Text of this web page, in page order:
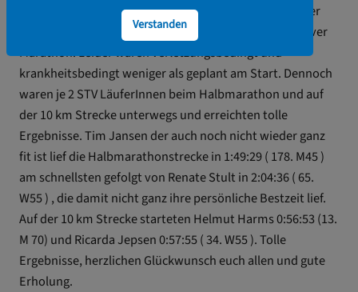
Am Wochenende stand für 4 STV Sörup LäuferInnen der
erste große Frühjahrsklassiker an. Es ging zum Hannover
Marathon. Leider waren verletzungsbedingt und
krankheitsbedingt weniger als geplant am Start. Dennoch
waren je 2 STV LäuferInnen beim Halbmarathon und auf
der 10 km Strecke unterwegs und erreichten tolle
Ergebnisse. Tim Jansen der auch noch nicht wieder ganz
fit ist lief die Halbmarathonstrecke in 1:49:29 ( 178. M45 )
am schnellsten gefolgt von Renate Stult in 2:04:36 ( 65.
W55 ) , die damit nicht ganz ihre persönliche Bestzeit lief.
Auf der 10 km Strecke starteten Helmut Harms 0:56:53 (13.
M 70) und Ricarda Jepsen 0:57:55 ( 34. W55 ). Tolle
Ergebnisse, herzlichen Glückwunsch euch allen und gute
Erholung.
Verstanden